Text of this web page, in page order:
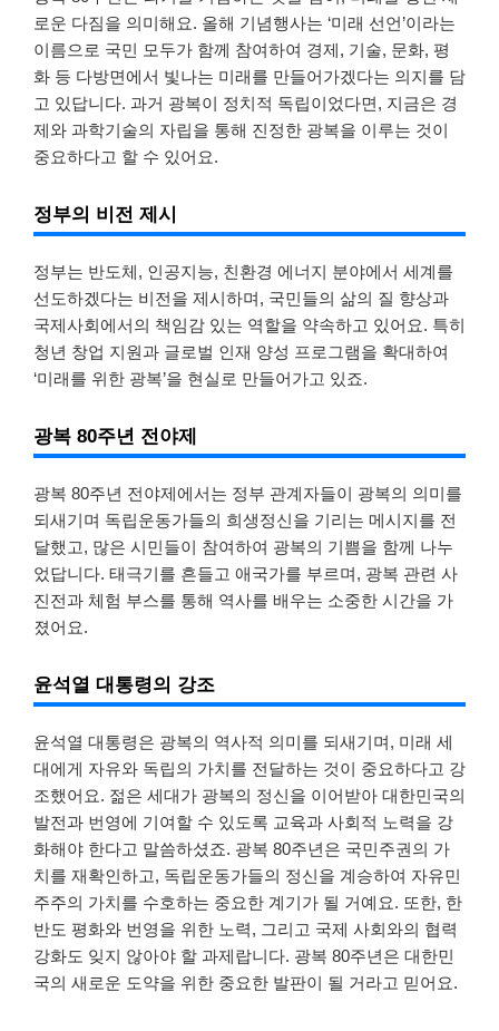
로운 다짐을 의미해요. 올해 기념행사는 ‘미래 선언’이라는
이름으로 국민 모두가 함께 참여하여 경제, 기술, 문화, 평
화 등 다방면에서 빛나는 미래를 만들어가겠다는 의지를 담
고 있답니다. 과거 광복이 정치적 독립이었다면, 지금은 경
제와 과학기술의 자립을 통해 진정한 광복을 이루는 것이
중요하다고 할 수 있어요.
정부의 비전 제시
정부는 반도체, 인공지능, 친환경 에너지 분야에서 세계를
선도하겠다는 비전을 제시하며, 국민들의 삶의 질 향상과
국제사회에서의 책임감 있는 역할을 약속하고 있어요. 특히
청년 창업 지원과 글로벌 인재 양성 프로그램을 확대하여
‘미래를 위한 광복’을 현실로 만들어가고 있죠.
광복 80주년 전야제
광복 80주년 전야제에서는 정부 관계자들이 광복의 의미를
되새기며 독립운동가들의 희생정신을 기리는 메시지를 전
달했고, 많은 시민들이 참여하여 광복의 기쁨을 함께 나누
었답니다. 태극기를 흔들고 애국가를 부르며, 광복 관련 사
진전과 체험 부스를 통해 역사를 배우는 소중한 시간을 가
졌어요.
윤석열 대통령의 강조
윤석열 대통령은 광복의 역사적 의미를 되새기며, 미래 세
대에게 자유와 독립의 가치를 전달하는 것이 중요하다고 강
조했어요. 젊은 세대가 광복의 정신을 이어받아 대한민국의
발전과 번영에 기여할 수 있도록 교육과 사회적 노력을 강
화해야 한다고 말씀하셨죠. 광복 80주년은 국민주권의 가
치를 재확인하고, 독립운동가들의 정신을 계승하여 자유민
주주의 가치를 수호하는 중요한 계기가 될 거예요. 또한, 한
반도 평화와 번영을 위한 노력, 그리고 국제 사회와의 협력
강화도 잊지 않아야 할 과제랍니다. 광복 80주년은 대한민
국의 새로운 도약을 위한 중요한 발판이 될 거라고 믿어요.